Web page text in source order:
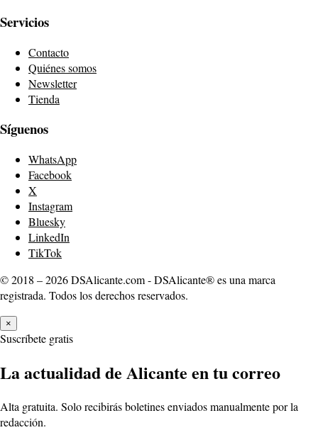
Servicios
Contacto
Quiénes somos
Newsletter
Tienda
Síguenos
WhatsApp
Facebook
X
Instagram
Bluesky
LinkedIn
TikTok
© 2018 – 2026 DSAlicante.com - DSAlicante® es una marca
registrada. Todos los derechos reservados.
×
Suscríbete gratis
La actualidad de Alicante en tu correo
Alta gratuita. Solo recibirás boletines enviados manualmente por la
redacción.